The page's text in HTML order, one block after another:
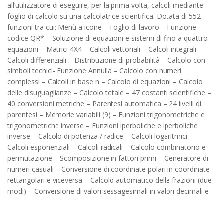
all’utilizzatore di eseguire, per la prima volta, calcoli mediante
foglio di calcolo su una calcolatrice scientifica. Dotata di 552
funzioni tra cui: Menù a icone – Foglio di lavoro – Funzione
codice QR* – Soluzione di equazioni e sistemi di fino a quattro
equazioni – Matrici 4X4 – Calcoli vettoriali – Calcoli integrali –
Calcoli differenziali – Distribuzione di probabilità – Calcolo con
simboli tecnici- Funzione Annulla – Calcolo con numeri
complessi – Calcoli in base n – Calcolo di equazioni – Calcolo
delle disuguaglianze – Calcolo totale – 47 costanti scientifiche –
40 conversioni metriche – Parentesi automatica – 24 livelli di
parentesi – Memorie variabili (9) – Funzioni trigonometriche e
trigonometriche inverse – Funzioni iperboliche e iperboliche
inverse – Calcolo di potenza / radice – Calcoli logaritmici –
Calcoli esponenziali – Calcoli radicali – Calcolo combinatorio e
permutazione – Scomposizione in fattori primi – Generatore di
numeri casuali – Conversione di coordinate polari in coordinate
rettangolari e viceversa – Calcolo automatico delle frazioni (due
modi) – Conversione di valori sessagesimali in valori decimali e